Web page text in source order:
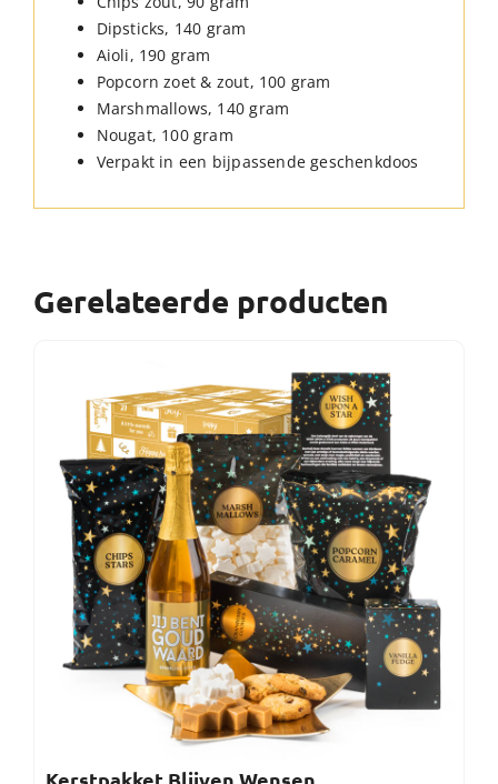
Dipsticks, 140 gram
Aioli, 190 gram
Popcorn zoet & zout, 100 gram
Marshmallows, 140 gram
Nougat, 100 gram
Verpakt in een bijpassende geschenkdoos
Gerelateerde producten